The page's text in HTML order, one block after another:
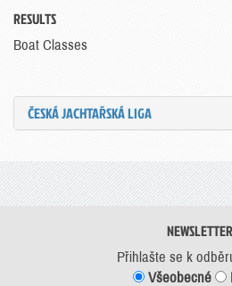
RESULTS
Boat Classes
ČESKÁ JACHTAŘSKÁ LIGA
NEWSLETTER
Přihlašte se k
Všeobecné